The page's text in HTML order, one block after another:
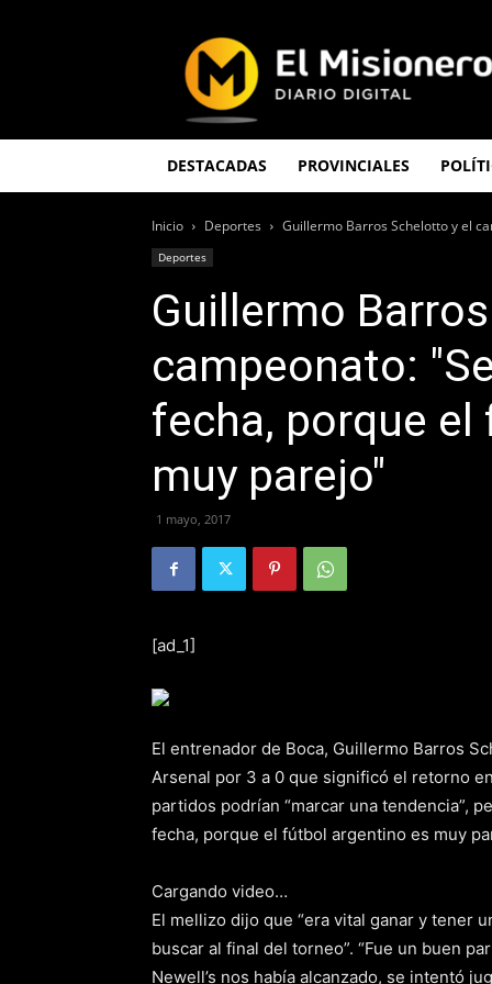
Misionero
DESTACADAS PROVINCIALES
Inicio Deportes Guillermo Barros Schelotto y el
Deportes
Guillermo
campeonato:
fecha, porque
muy parejo"
1 mayo, 2017
[ad_1]
El entrenador de Boca, Guillermo Barros
Arsenal por 3 a 0 que significó el retorno
partidos podrían “marcar una tendencia”,
fecha, porque el fútbol argentino es muy
Cargando video…
El mellizo dijo que “era vital ganar y tener
buscar al final del torneo”. “Fue un buen
Newell’s nos había alcanzado, se intentó